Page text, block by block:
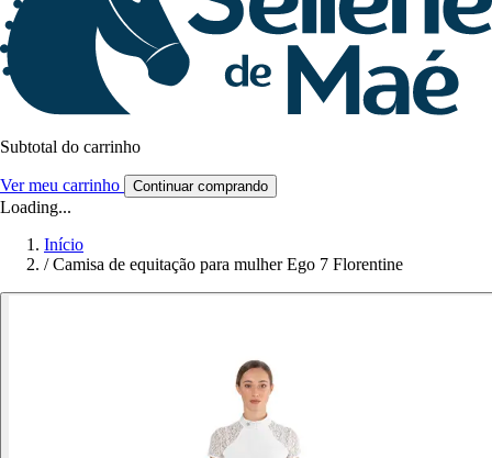
Subtotal do carrinho
Ver meu carrinho Continuar comprando
Loading...
Início
/ Camisa de equitação para mulher Ego 7 Florentine